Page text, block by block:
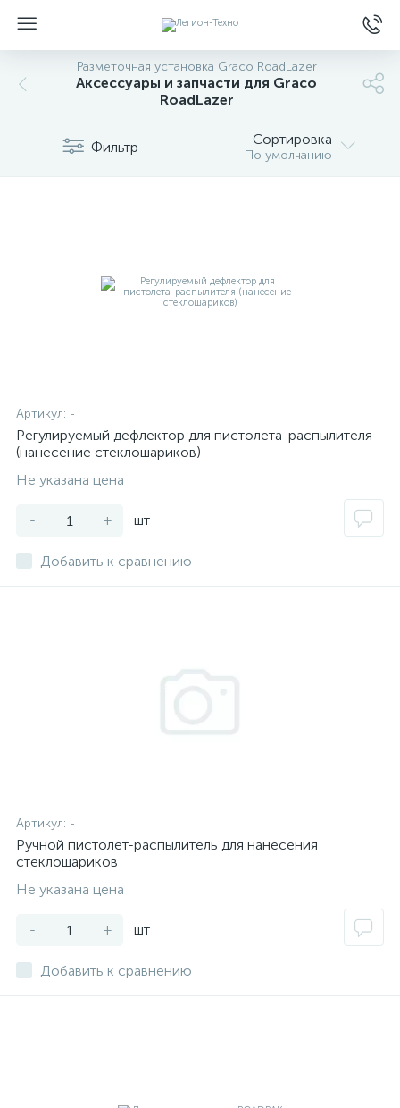
Разметочная установка Graco RoadLazer
Аксессуары и запчасти для Graco
RoadLazer
Фильтр Сортировка
По умолчанию
Артикул: -
Регулируемый дефлектор для пистолета-распылителя
(нанесение стеклошариков)
Не указана цена
- + шт
Добавить к сравнению
Артикул: -
Ручной пистолет-распылитель для нанесения
стеклошариков
Не указана цена
- + шт
Добавить к сравнению